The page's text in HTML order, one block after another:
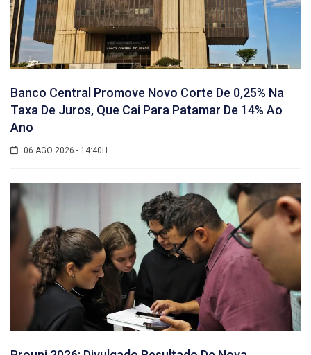
Banco Central Promove Novo Corte De 0,25% Na
Taxa De Juros, Que Cai Para Patamar De 14% Ao
Ano
06 AGO 2026 - 14:40H